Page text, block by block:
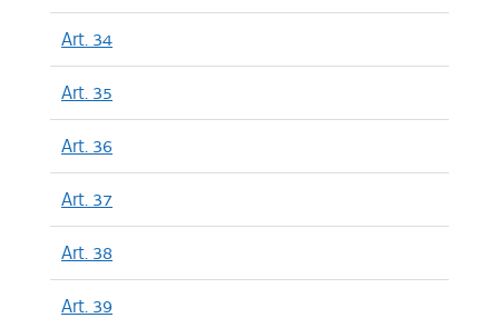
Art. 34
Art. 35
Art. 36
Art. 37
Art. 38
Art. 39